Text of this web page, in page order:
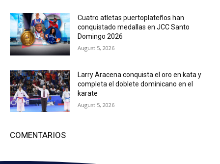
Cuatro atletas puertoplateños han
conquistado medallas en JCC Santo
Domingo 2026
August 5, 2026
Larry Aracena conquista el oro en kata y
completa el doblete dominicano en el
karate
August 5, 2026
COMENTARIOS